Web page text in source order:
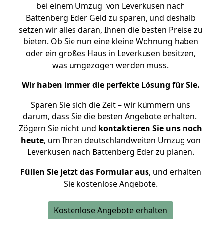
bei einem Umzug von Leverkusen nach
Battenberg Eder Geld zu sparen, und deshalb
setzen wir alles daran, Ihnen die besten Preise zu
bieten. Ob Sie nun eine kleine Wohnung haben
oder ein großes Haus in Leverkusen besitzen,
was umgezogen werden muss.
Wir haben immer die perfekte Lösung für Sie.
Sparen Sie sich die Zeit – wir kümmern uns
darum, dass Sie die besten Angebote erhalten.
Zögern Sie nicht und kontaktieren Sie uns noch
heute, um Ihren deutschlandweiten Umzug von
Leverkusen nach Battenberg Eder zu planen.
Füllen Sie jetzt das Formular aus, und erhalten
Sie kostenlose Angebote.
Kostenlose Angebote erhalten